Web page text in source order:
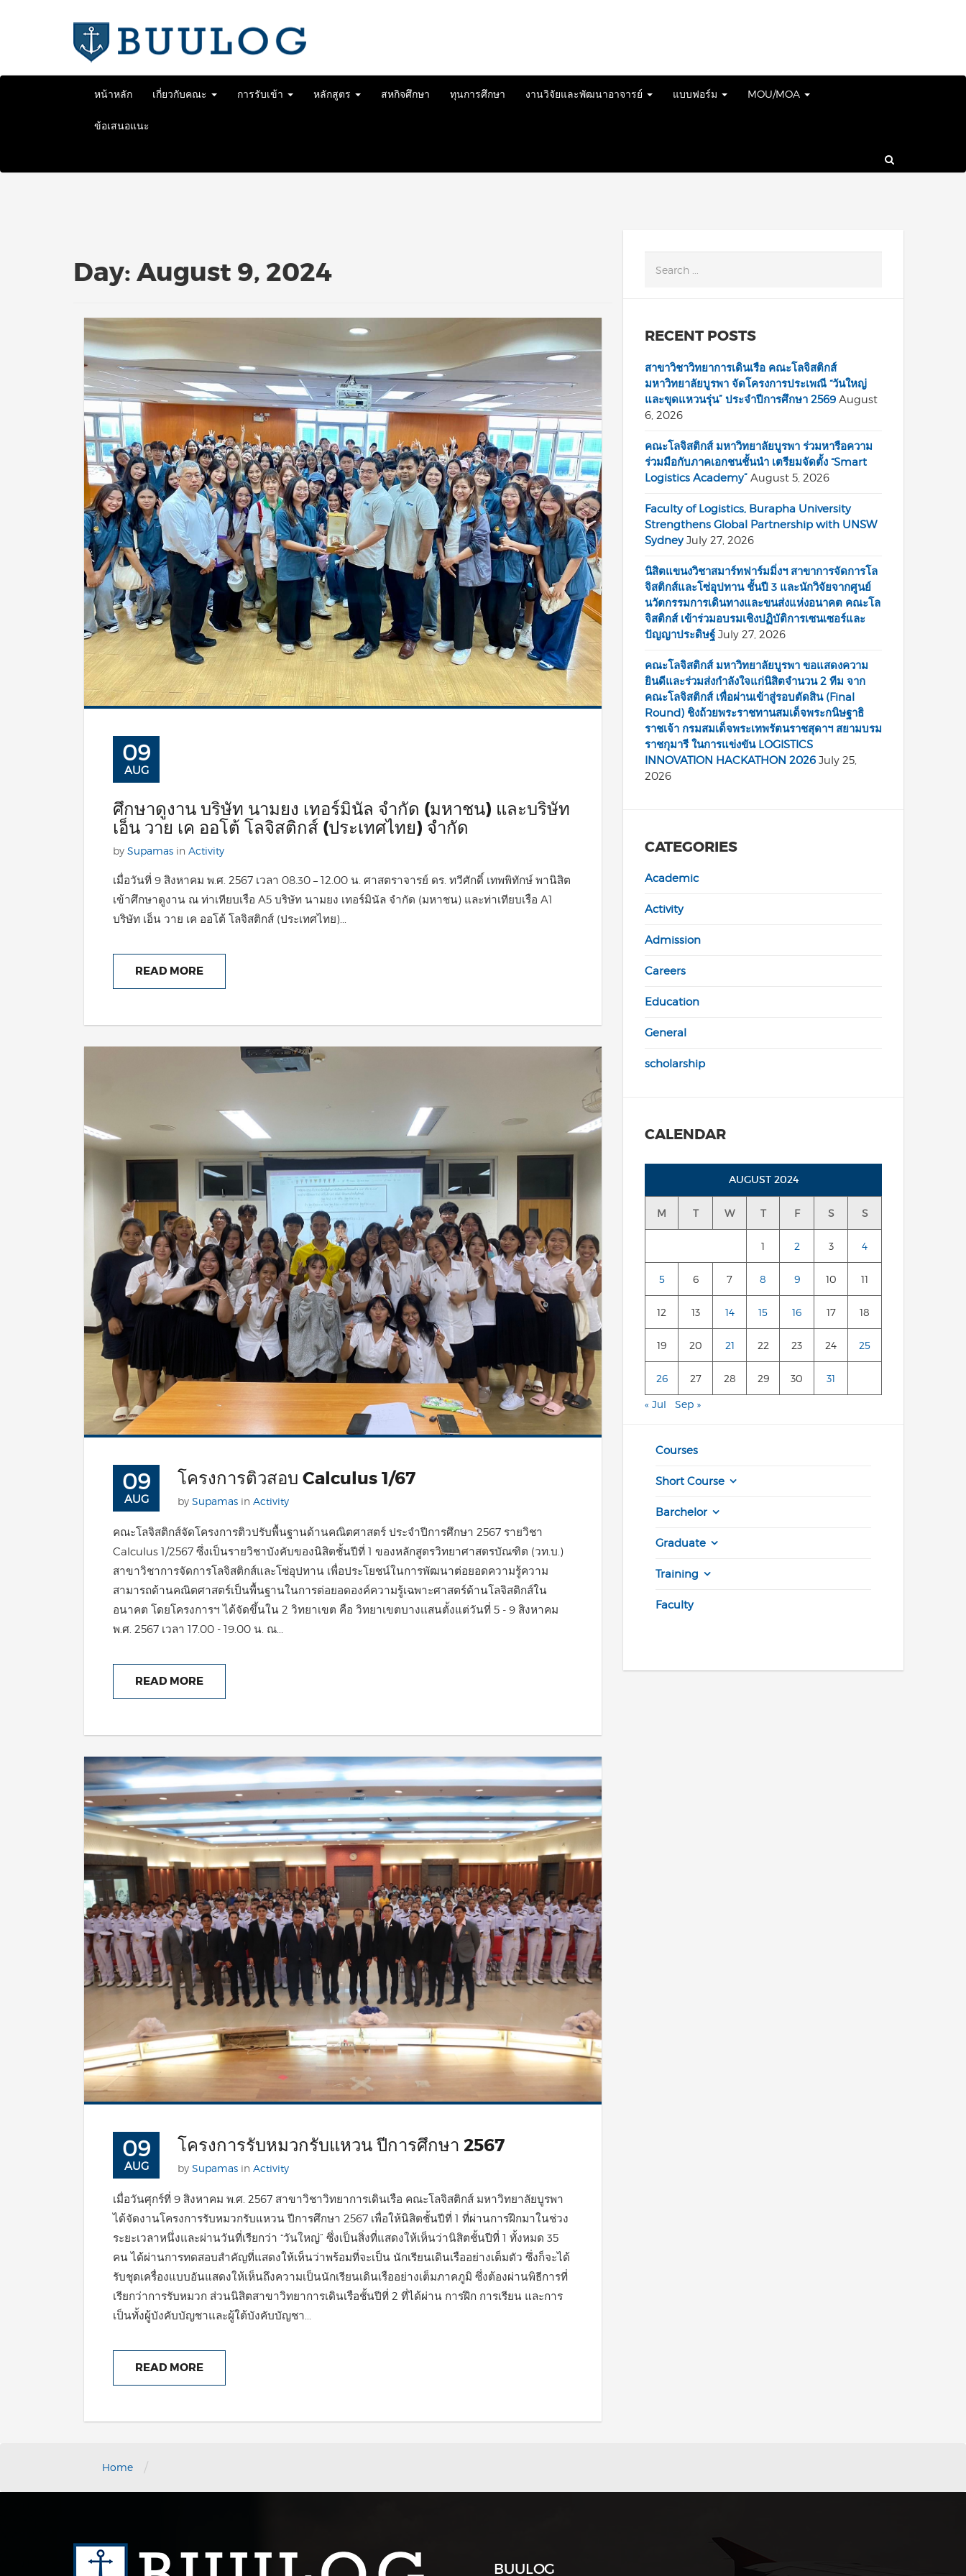
หน้าหลัก เกี่ยวกับคณะ การรับเข้า หลักสูตร สหกิจศึกษา ทุนการศึกษา งานวิจัยและพัฒนาอาจารย์ แบบฟอร์ม MOU/MOA
ข้อเสนอแนะ
Day:August 9, 2024
09
AUG
ศึกษาดูงาน บริษัท นามยง เทอร์มินัล จำกัด (มหาชน) และบริษัท
เอ็น วาย เค ออโต้ โลจิสติกส์ (ประเทศไทย) จำกัด
by Supamas in Activity
เมื่อวันที่ 9 สิงหาคม พ.ศ. 2567 เวลา 08.30 – 12.00 น. ศาสตราจารย์ ดร. ทวีศักดิ์ เทพพิทักษ์ พานิสิต
เข้าศึกษาดูงาน ณ ท่าเทียบเรือ A5 บริษัท นามยง เทอร์มินัล จำกัด (มหาชน) และท่าเทียบเรือ A1
บริษัท เอ็น วาย เค ออโต้ โลจิสติกส์ (ประเทศไทย)...
READ MORE
09
AUG
โครงการติวสอบ Calculus 1/67
by Supamas in Activity
คณะโลจิสติกส์จัดโครงการติวปรับพื้นฐานด้านคณิตศาสตร์ ประจำปีการศึกษา 2567 รายวิชา
Calculus 1/2567 ซึ่งเป็นรายวิชาบังคับของนิสิตชั้นปีที่ 1 ของหลักสูตรวิทยาศาสตรบัณฑิต (วท.บ.)
สาขาวิชาการจัดการโลจิสติกส์และโซ่อุปทาน เพื่อประโยชน์ในการพัฒนาต่อยอดความรู้ความ
สามารถด้านคณิตศาสตร์เป็นพื้นฐานในการต่อยอดองค์ความรู้เฉพาะศาสตร์ด้านโลจิสติกส์ใน
อนาคต โดยโครงการฯ ได้จัดขึ้นใน 2 วิทยาเขต คือ วิทยาเขตบางแสนตั้งแต่วันที่ 5 - 9 สิงหาคม
พ.ศ. 2567 เวลา 17.00 - 19.00 น. ณ...
READ MORE
09
AUG
โครงการรับหมวกรับแหวน ปีการศึกษา 2567
by Supamas in Activity
เมื่อวันศุกร์ที่ 9 สิงหาคม พ.ศ. 2567 สาขาวิชาวิทยาการเดินเรือ คณะโลจิสติกส์ มหาวิทยาลัยบูรพา
ได้จัดงานโครงการรับหมวกรับแหวน ปีการศึกษา 2567 เพื่อให้นิสิตชั้นปีที่ 1 ที่ผ่านการฝึกมาในช่วง
ระยะเวลาหนึ่งและผ่านวันที่เรียกว่า “วันใหญ่” ซึ่งเป็นสิ่งที่แสดงให้เห็นว่านิสิตชั้นปีที่ 1 ทั้งหมด 35
คน ได้ผ่านการทดสอบสำคัญที่แสดงให้เห็นว่าพร้อมที่จะเป็น นักเรียนเดินเรืออย่างเต็มตัว ซึ่งก็จะได้
รับชุดเครื่องแบบอันแสดงให้เห็นถึงความเป็นนักเรียนเดินเรืออย่างเต็มภาคภูมิ ซึ่งต้องผ่านพิธีการที่
เรียกว่าการรับหมวก ส่วนนิสิตสาขาวิทยาการเดินเรือชั้นปีที่ 2 ที่ได้ผ่าน การฝึก การเรียน และการ
เป็นทั้งผู้บังคับบัญชาและผู้ใต้บังคับบัญชา...
READ MORE
RECENT POSTS
สาขาวิชาวิทยาการเดินเรือ คณะโลจิสติกส์
มหาวิทยาลัยบูรพา จัดโครงการประเพณี “วันใหญ่
และขุดแหวนรุ่น” ประจำปีการศึกษา 2569 August
6, 2026
คณะโลจิสติกส์ มหาวิทยาลัยบูรพา ร่วมหารือความ
ร่วมมือกับภาคเอกชนชั้นนำ เตรียมจัดตั้ง “Smart
Logistics Academy” August 5, 2026
Faculty of Logistics, Burapha University
Strengthens Global Partnership with UNSW
Sydney July 27, 2026
นิสิตแขนงวิชาสมาร์ทฟาร์มมิ่งฯ สาขาการจัดการโล
จิสติกส์และโซ่อุปทาน ชั้นปี 3 และนักวิจัยจากศูนย์
นวัตกรรมการเดินทางและขนส่งแห่งอนาคต คณะโล
จิสติกส์ เข้าร่วมอบรมเชิงปฏิบัติการเซนเซอร์และ
ปัญญาประดิษฐ์ July 27, 2026
คณะโลจิสติกส์ มหาวิทยาลัยบูรพา ขอแสดงความ
ยินดีและร่วมส่งกำลังใจแก่นิสิตจำนวน 2 ทีม จาก
คณะโลจิสติกส์ เพื่อผ่านเข้าสู่รอบตัดสิน (Final
Round) ชิงถ้วยพระราชทานสมเด็จพระกนิษฐาธิ
ราชเจ้า กรมสมเด็จพระเทพรัตนราชสุดาฯ สยามบรม
ราชกุมารี ในการแข่งขัน LOGISTICS
INNOVATION HACKATHON 2026 July 25,
2026
CATEGORIES
Academic
Activity
Admission
Careers
Education
General
scholarship
CALENDAR
AUGUST 2024
M T W T F S S
1 2 3 4
5 6 7 8 9 10 11
12 13 14 15 16 17 18
19 20 21 22 23 24 25
26 27 28 29 30 31
« Jul Sep »
Courses
Short Course
Barchelor
Graduate
Training
Faculty
Home /
BUULOG